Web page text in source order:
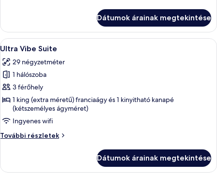
részletei
Dátumok árainak megtekintése
A
következő
szoba
összes
képének
megtekintése:
Ultra
Vibe
Suite
Egy modern szállodai szoba,
9
Ultra Vibe Suite
29 négyzetméter
1 hálószoba
3 férőhely
1 king (extra méretű) franciaágy és 1 kinyitható kanapé
(kétszemélyes ágyméret)
Ingyenes wifi
További részletek
Ultra
részletei
Dátumok árainak megtekintése